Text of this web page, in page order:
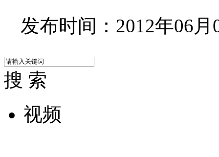
发布时间：2012年06月
搜 索
视频